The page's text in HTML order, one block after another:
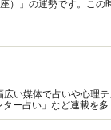
）」の運勢です。こ
い媒体で占いや心理
ター占い」など連載を
究など守備範囲は広め